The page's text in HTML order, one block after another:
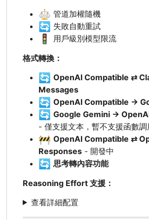
⚖️ 管道加權隨機
🔄 失敗自動重試
🚦
用戶級別模型限流
格式轉換：
🔄 OpenAI Compatible ⇄
Messages
🔄 OpenAI Compatible →
🔄 Google Gemini →
- 僅支援文本，暫不支援函數調
🚧 OpenAI Compatible ⇄
Responses - 開發中
🔄 思考轉內容功能
Reasoning Effort 支援：
查看詳細配置